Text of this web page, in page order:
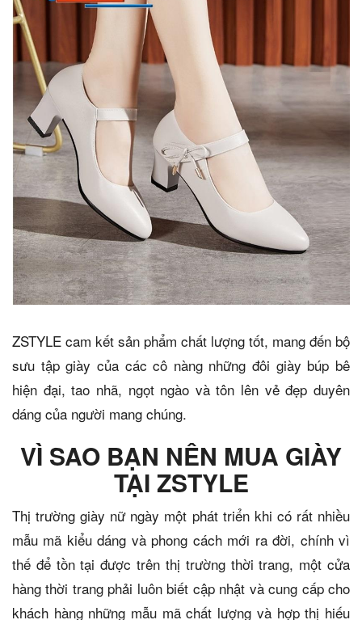
ZSTYLE cam kết sản phẩm chất lượng tốt, mang đến bộ
sưu tập giày của các cô nàng những đôi giày búp bê
hiện đại, tao nhã, ngọt ngào và tôn lên vẻ đẹp duyên
dáng của người mang chúng.
VÌ SAO BẠN NÊN MUA GIÀY
TẠI ZSTYLE
Thị trường giày nữ ngày một phát triển khi có rất nhiều
mẫu mã kiểu dáng và phong cách mới ra đời, chính vì
thế để tồn tại được trên thị trường thời trang, một cửa
hàng thời trang phải luôn biết cập nhật và cung cấp cho
khách hàng những mẫu mã chất lượng và hợp thị hiếu